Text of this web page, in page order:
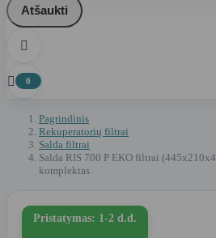
Atšaukti

 0
Pagrindinis
Rekuperatorių filtrai
Salda filtrai
Salda RIS 700 P EKO filtrai
komplektas
Pristatymas: 1-2 d.d.